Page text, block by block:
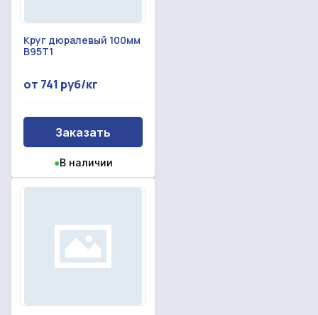
Круг дюралевый 100мм
В95Т1
от 741 руб/кг
Заказать
●В наличии